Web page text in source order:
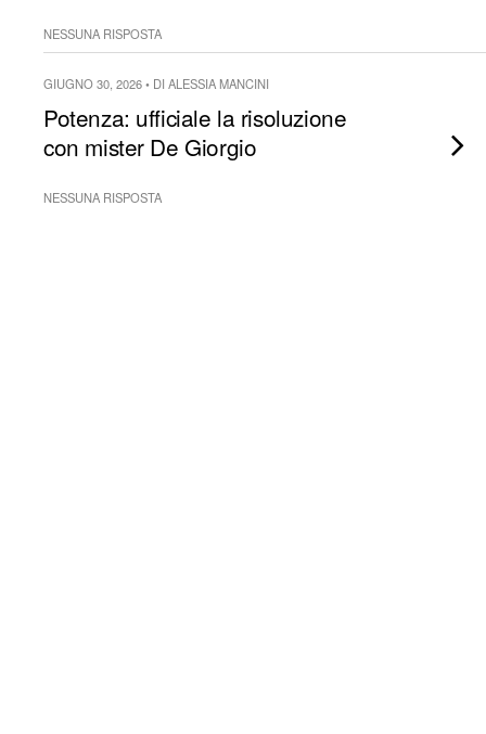
NESSUNA RISPOSTA
GIUGNO 30, 2026 • DI ALESSIA MANCINI
Potenza: ufficiale la risoluzione
con mister De Giorgio
NESSUNA RISPOSTA